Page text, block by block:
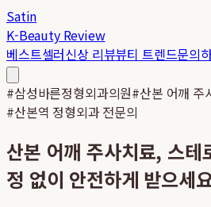
Satin
K-Beauty Review
베스트셀러신상 리뷰뷰티 트렌드문의
#삼성바른정형외과의원#산본 어깨 주
#산본역 정형외과 전문의
산본 어깨 주사치료, 스테
정 없이 안전하게 받으세